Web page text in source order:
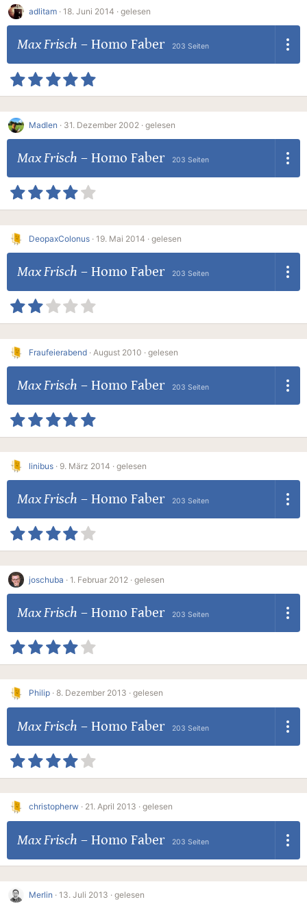
adlitam · 18. Juni 2014 · gelesen
Max Frisch – Homo Faber 203 Seiten
Madlen · 31. Dezember 2002 · gelesen
Max Frisch – Homo Faber 203 Seiten
DeopaxColonus · 19. Mai 2014 · gelesen
Max Frisch – Homo Faber 203 Seiten
Fraufeierabend · August 2010 · gelesen
Max Frisch – Homo Faber 203 Seiten
linibus · 9. März 2014 · gelesen
Max Frisch – Homo Faber 203 Seiten
joschuba · 1. Februar 2012 · gelesen
Max Frisch – Homo Faber 203 Seiten
Philip · 8. Dezember 2013 · gelesen
Max Frisch – Homo Faber 203 Seiten
christopherw · 21. April 2013 · gelesen
Max Frisch – Homo Faber 203 Seiten
Merlin · 13. Juli 2013 · gelesen